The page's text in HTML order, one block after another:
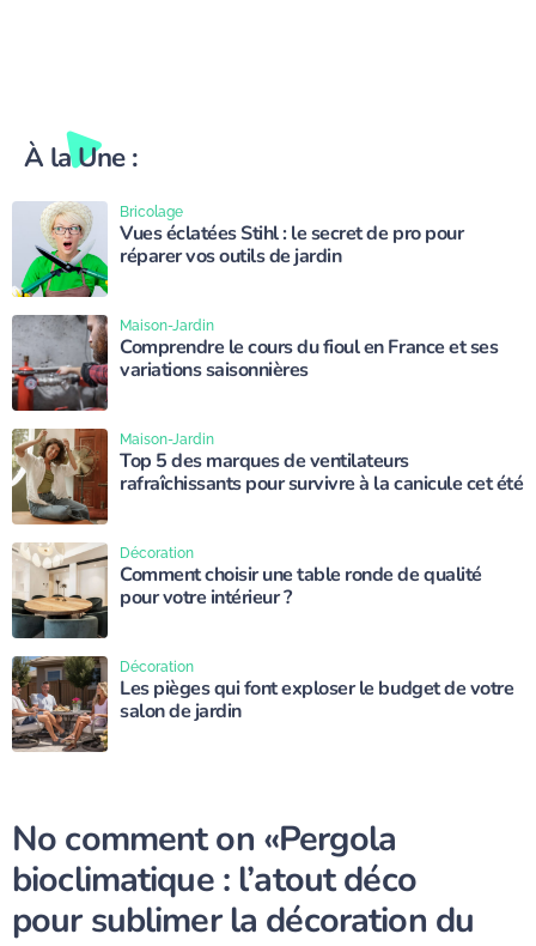
À la Une :
Vues éclatées Stihl : le secret de pro pour
réparer vos outils de jardin
Bricolage
Comprendre le cours du fioul en France et ses
variations saisonnières
Maison-Jardin
Top 5 des marques de ventilateurs
rafraîchissants pour survivre à la canicule cet été
Maison-Jardin
Comment choisir une table ronde de qualité
pour votre intérieur ?
Décoration
Les pièges qui font exploser le budget de votre
salon de jardin
Décoration
No comment on «Pergola
bioclimatique : l’atout déco
pour sublimer la décoration du